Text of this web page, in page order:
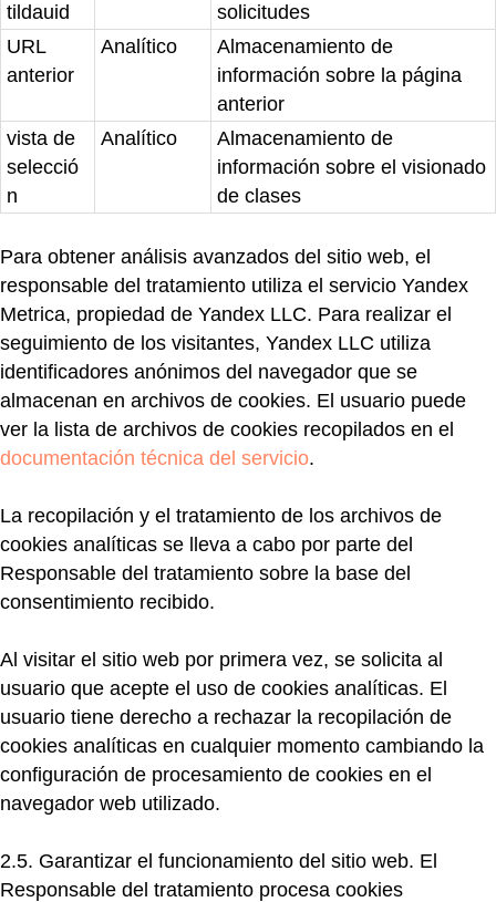
tildauid
solicitudes
URL
anterior
Analítico
Almacenamiento de
información sobre la página
anterior
vista de
selecció
n
Analítico
Almacenamiento de
información sobre el visionado
de clases
Para obtener análisis avanzados del sitio web, el
responsable del tratamiento utiliza el servicio Yandex
Metrica, propiedad de Yandex LLC. Para realizar el
seguimiento de los visitantes, Yandex LLC utiliza
identificadores anónimos del navegador que se
almacenan en archivos de cookies. El usuario puede
ver la lista de archivos de cookies recopilados en el
documentación técnica del servicio.
La recopilación y el tratamiento de los archivos de
cookies analíticas se lleva a cabo por parte del
Responsable del tratamiento sobre la base del
consentimiento recibido.
Al visitar el sitio web por primera vez, se solicita al
usuario que acepte el uso de cookies analíticas. El
usuario tiene derecho a rechazar la recopilación de
cookies analíticas en cualquier momento cambiando la
configuración de procesamiento de cookies en el
navegador web utilizado.
2.5. Garantizar el funcionamiento del sitio web. El
Responsable del tratamiento procesa cookies